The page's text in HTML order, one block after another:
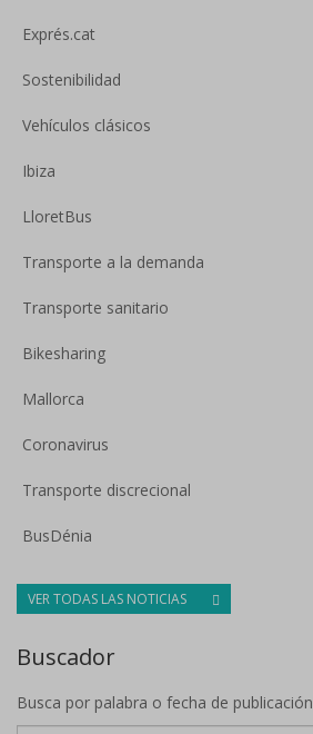
Exprés.cat
Sostenibilidad
Vehículos clásicos
Ibiza
LloretBus
Transporte a la demanda
Transporte sanitario
Bikesharing
Mallorca
Coronavirus
Transporte discrecional
BusDénia
VER TODAS LAS NOTICIAS
Buscador
Busca por palabra o fecha de publicación